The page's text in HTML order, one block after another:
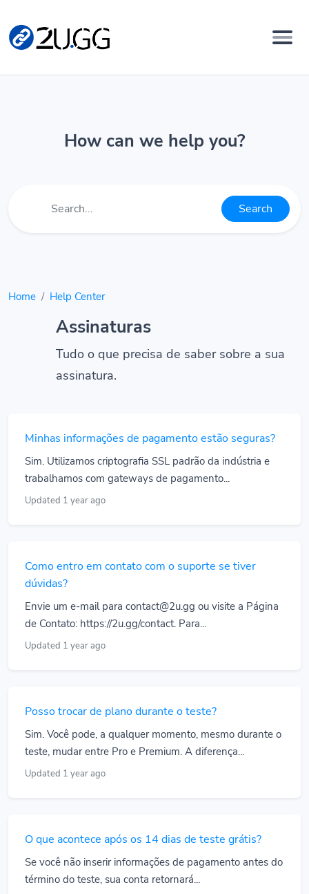
How can we help you?
Search
Home Help Center
Assinaturas
Tudo o que precisa de saber sobre a sua
assinatura.
Minhas informações de pagamento estão seguras?
Sim. Utilizamos criptografia SSL padrão da indústria e
trabalhamos com gateways de pagamento...
Updated 1 year ago
Como entro em contato com o suporte se tiver
dúvidas?
Envie um e-mail para contact@2u.gg ou visite a Página
de Contato: https://2u.gg/contact. Para...
Updated 1 year ago
Posso trocar de plano durante o teste?
Sim. Você pode, a qualquer momento, mesmo durante o
teste, mudar entre Pro e Premium. A diferença...
Updated 1 year ago
O que acontece após os 14 dias de teste grátis?
Se você não inserir informações de pagamento antes do
término do teste, sua conta retornará...